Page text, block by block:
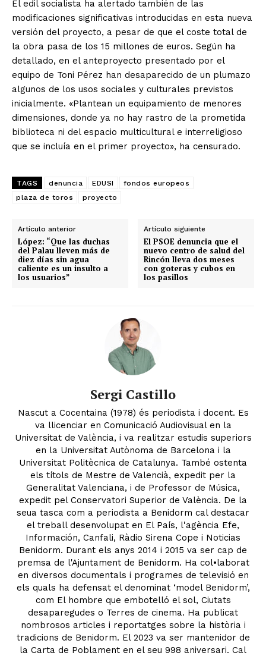
El edil socialista ha alertado también de las
modificaciones significativas introducidas en esta nueva
versión del proyecto, a pesar de que el coste total de
la obra pasa de los 15 millones de euros. Según ha
detallado, en el anteproyecto presentado por el
equipo de Toni Pérez han desaparecido de un plumazo
algunos de los usos sociales y culturales previstos
inicialmente. «Plantean un equipamiento de menores
dimensiones, donde ya no hay rastro de la prometida
biblioteca ni del espacio multicultural e interreligioso
que se incluía en el primer proyecto», ha censurado.
TAGS denuncia EDUSI
fondos europeos
plaza de toros
proyecto
Artículo anterior
López: “Que las duchas
del Palau lleven más de
diez días sin agua
caliente es un insulto a
los usuarios”
Artículo siguiente
El PSOE denuncia que el
nuevo centro de salud del
Rincón lleva dos meses
con goteras y cubos en
los pasillos
Sergi Castillo
Nascut a Cocentaina (1978) és periodista i docent. Es
va llicenciar en Comunicació Audiovisual en la
Universitat de València, i va realitzar estudis superiors
en la Universitat Autònoma de Barcelona i la
Universitat Politècnica de Catalunya. També ostenta
els títols de Mestre de Valencià, expedit per la
Generalitat Valenciana, i de Professor de Música,
expedit pel Conservatori Superior de València. De la
seua tasca com a periodista a Benidorm cal destacar
el treball desenvolupat en El País, l'agència Efe,
Información, Canfali, Ràdio Sirena Cope i Noticias
Benidorm. Durant els anys 2014 i 2015 va ser cap de
premsa de l'Ajuntament de Benidorm. Ha col•laborat
en diversos documentals i programes de televisió en
els quals ha defensat el denominat ‘model Benidorm’,
com El hombre que embotelló el sol, Ciutats
desaparegudes o Terres de cinema. Ha publicat
nombrosos articles i reportatges sobre la història i
tradicions de Benidorm. El 2023 va ser mantenidor de
la Carta de Poblament en el seu 998 aniversari. Cal